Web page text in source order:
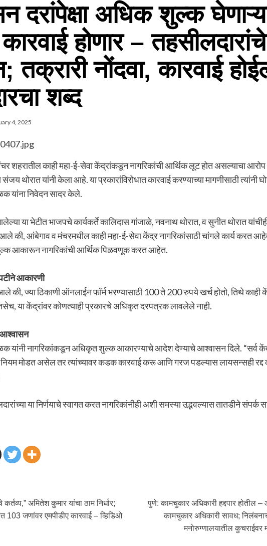
दरांपेक्षा अधिक शुल्क
होणार – तहसीलदारांचे
नोंदवा, कारवाई
शब्द
4, 2025
शहरातील काही महा-ई-सेवा केंद्रांकडून नागरिकांची आर्थिक लूट होत असल्याचा
संजय थोरात यांनी केला आहे. या प्रकारांविरोधात कारवाई करण्याच्या मागणीसाठी त्यांनी
यांना निवेदन सादर केले.
या भेटीत भाजपचे कार्यकर्ते कालिदास गांजाळे, नवनाथ थोरात, व सुनीत थोरात
की, आंबेगाव व मंचरमधील काही महा-ई-सेवा केंद्र नागरिकांसाठी चांगले कार्य करत
आकारून नागरिकांची आर्थिक पिळवणूक करत आहेत.
आकारणी
की, ज्या ठिकाणी ऑनलाईन फॉर्म भरण्यासाठी 100 ते 200 रुपये खर्च होतो, तिथे
या केंद्रांवर कोणत्याही प्रकारचे अधिकृत दरपत्रक लावलेले नाही.
आश्वासन
यांनी नागरिकांकडून अधिकृत शुल्क आकारण्याचे आदेश देण्याचे आश्वासन दिले. “सर्व
नियम मोडत असेल तर त्यांच्यावर कडक कारवाई करू आणि गरज पडल्यास लायसन्सही
या निर्णयाचे स्वागत करत नागरिकांनीही अशी समस्या उद्भवल्यास तातडीने संपर्क
अमितेश कुमार यांचा ठाम निर्धार;
103 जणांवर एमपीडीए कारवाई – व्हिडिओ
पुणे: कामचुकार अधिकारी हद्दपार होतील –
कामचुकार अधिकारी सावध;
मनोरुग्णालयातील कुचराईवर